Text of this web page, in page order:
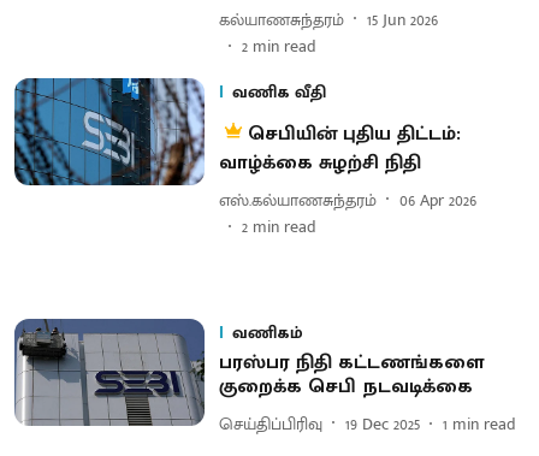
கல்யாணசுந்தரம்
15 Jun 2026
2 min read
வணிக வீதி
செபியின் புதிய திட்டம்:
வாழ்க்கை சுழற்சி நிதி
எஸ்.கல்யாணசுந்தரம்
06 Apr 2026
2 min read
வணிகம்
பரஸ்பர நிதி கட்டணங்களை
குறைக்க செபி நடவடிக்கை
செய்திப்பிரிவு 19 Dec 2025 1 min read